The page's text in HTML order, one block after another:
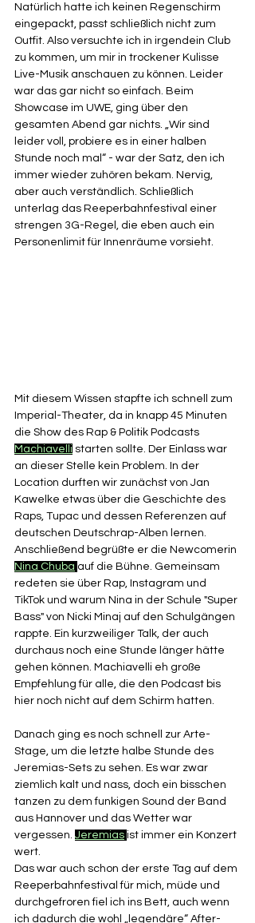
Natürlich hatte ich keinen Regenschirm
eingepackt, passt schließlich nicht zum
Outfit. Also versuchte ich in irgendein Club
zu kommen, um mir in trockener Kulisse
Live-Musik anschauen zu können. Leider
war das gar nicht so einfach. Beim
Showcase im UWE, ging über den
gesamten Abend gar nichts. „Wir sind
leider voll, probiere es in einer halben
Stunde noch mal“ - war der Satz, den ich
immer wieder zuhören bekam. Nervig,
aber auch verständlich. Schließlich
unterlag das Reeperbahnfestival einer
strengen 3G-Regel, die eben auch ein
Personenlimit für Innenräume vorsieht.
Mit diesem Wissen stapfte ich schnell zum
Imperial-Theater, da in knapp 45 Minuten
die Show des Rap & Politik Podcasts
Machiavelli starten sollte. Der Einlass war
an dieser Stelle kein Problem. In der
Location durften wir zunächst von Jan
Kawelke etwas über die Geschichte des
Raps, Tupac und dessen Referenzen auf
deutschen Deutschrap-Alben lernen.
Anschließend begrüßte er die Newcomerin
Nina Chuba auf die Bühne. Gemeinsam
redeten sie über Rap, Instagram und
TikTok und warum Nina in der Schule "Super
Bass" von Nicki Minaj auf den Schulgängen
rappte. Ein kurzweiliger Talk, der auch
durchaus noch eine Stunde länger hätte
gehen können. Machiavelli eh große
Empfehlung für alle, die den Podcast bis
hier noch nicht auf dem Schirm hatten.
Danach ging es noch schnell zur Arte-
Stage, um die letzte halbe Stunde des
Jeremias-Sets zu sehen. Es war zwar
ziemlich kalt und nass, doch ein bisschen
tanzen zu dem funkigen Sound der Band
aus Hannover und das Wetter war
vergessen. Jeremias ist immer ein Konzert
wert.
Das war auch schon der erste Tag auf dem
Reeperbahnfestival für mich, müde und
durchgefroren fiel ich ins Bett, auch wenn
ich dadurch die wohl „legendäre“ After-